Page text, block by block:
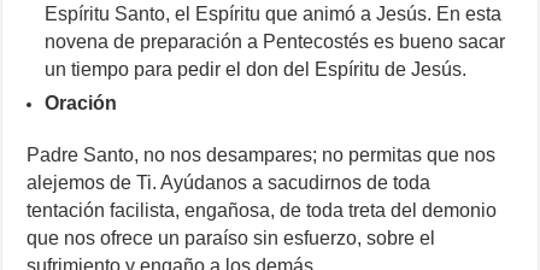
Espíritu Santo, el Espíritu que animó a Jesús. En esta
novena de preparación a Pentecostés es bueno sacar
un tiempo para pedir el don del Espíritu de Jesús.
Oración
Padre Santo, no nos desampares; no permitas que nos
alejemos de Ti. Ayúdanos a sacudirnos de toda
tentación facilista, engañosa, de toda treta del demonio
que nos ofrece un paraíso sin esfuerzo, sobre el